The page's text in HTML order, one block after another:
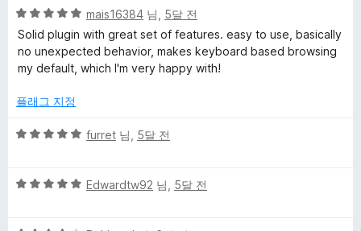
점
점
에
4
점
5
점
만
점
5
mais16384 님, 5달 전
Solid plugin with great set of features. easy to use, basically
no unexpected behavior, makes keyboard based browsing
my default, which I'm very happy with!
플래그 지정
5
점
furret 님, 5달 전
5
Edwardtw92 님, 5달 전